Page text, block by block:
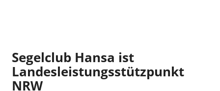
Segelclub Hansa ist
Landesleistungsstützpunkt
NRW